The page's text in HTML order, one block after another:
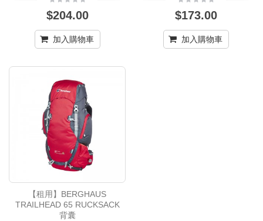
$204.00
加入購物車
$173.00
加入購物車
【租用】BERGHAUS
TRAILHEAD 65 RUCKSACK
背囊